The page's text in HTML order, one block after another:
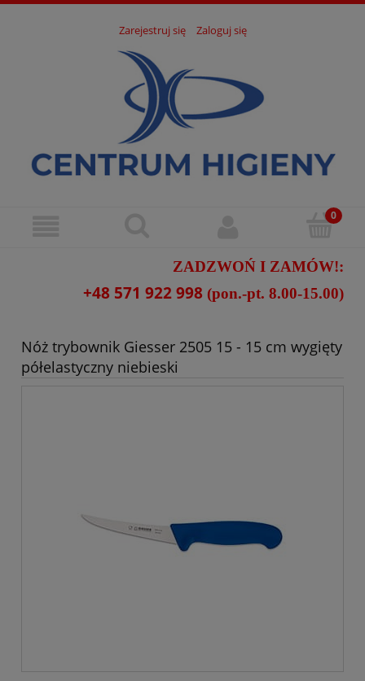
Zarejestruj się Zaloguj się
ZADZWOŃ I ZAMÓW!:
+48 571 922 998 (pon.-pt. 8.00-15.00)
Nóż trybownik Giesser 2505 15 - 15 cm wygięty
półelastyczny niebieski